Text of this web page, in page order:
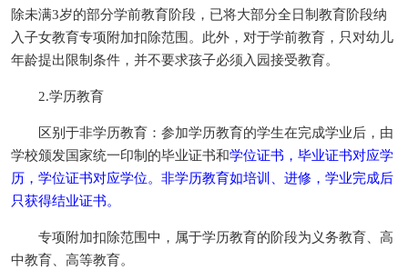
除未满3岁的部分学前教育阶段，已将大部分全日制教育阶段纳
入子女教育专项附加扣除范围。此外，对于学前教育，只对幼儿
年龄提出限制条件，并不要求孩子必须入园接受教育。
2.学历教育
区别于非学历教育：参加学历教育的学生在完成学业后，由
学校颁发国家统一印制的毕业证书和学位证书，毕业证书对应学
历，学位证书对应学位。非学历教育如培训、进修，学业完成后
只获得结业证书。
专项附加扣除范围中，属于学历教育的阶段为义务教育、高
中教育、高等教育。